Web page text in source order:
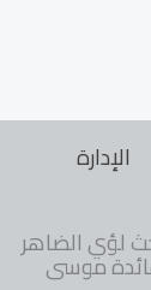
الإدارة
لؤي الضاهر
موسى